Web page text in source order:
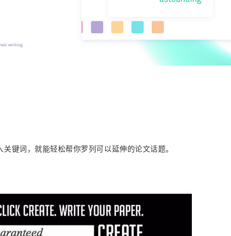
键词，就能轻松帮你罗列可以延伸的论文话题。